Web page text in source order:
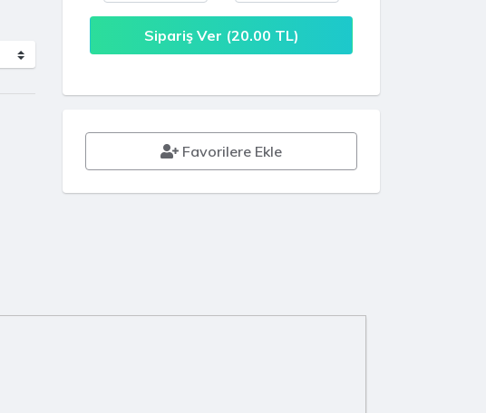
Sipariş Ver (20.00 TL)
Favorilere Ekle